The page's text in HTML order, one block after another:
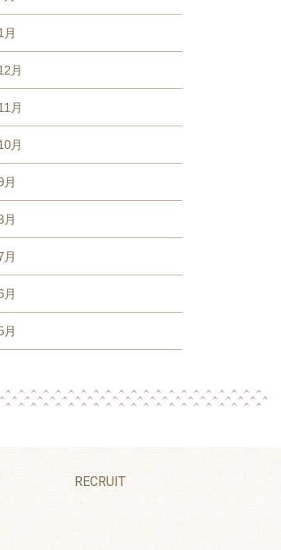
月
月
月
月
月
月
月
月
月
RECRUIT